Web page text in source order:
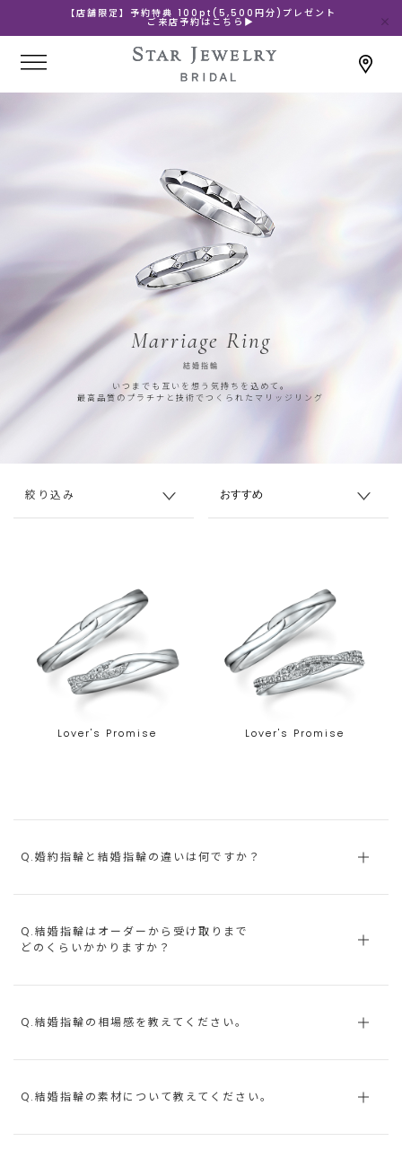
【店舗限定】予約特典 100pt(5,500円分)プレゼント
ご来店予約はこちら▶
Marriage Ring
結婚指輪
いつまでも互いを想う気持ちを込めて。
最高品質のプラチナと技術でつくられたマリッジリング
絞り込み
Lover's Promise Lover's Promise
Q.婚約指輪と結婚指輪の違いは何ですか？
Q.結婚指輪はオーダーから受け取りまで
どのくらいかかりますか？
Q.結婚指輪の相場感を教えてください。
Q.結婚指輪の素材について教えてください。